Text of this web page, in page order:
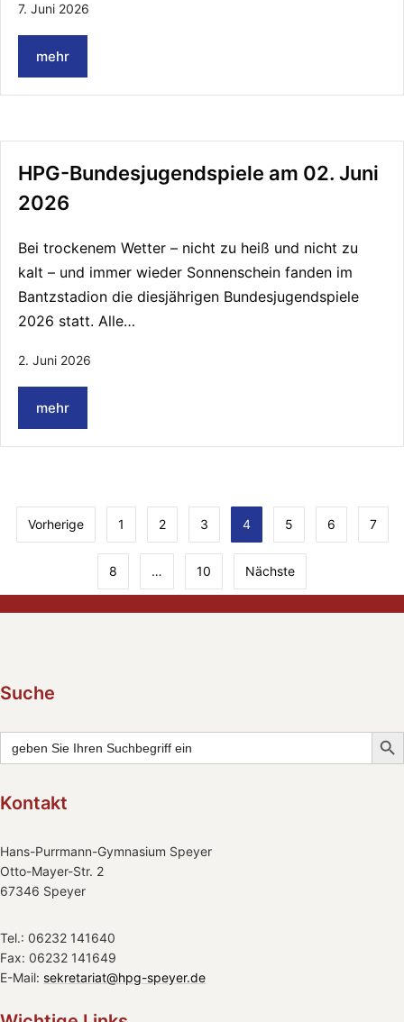
7. Juni 2026
mehr
HPG-Bundesjugendspiele am 02. Juni
2026
Bei trockenem Wetter – nicht zu heiß und nicht zu
kalt – und immer wieder Sonnenschein fanden im
Bantzstadion die diesjährigen Bundesjugendspiele
2026 statt. Alle…
2. Juni 2026
mehr
Vorherige 1 2 3 4 5 6 7
8 … 10 Nächste
Suche
Search
for:
Kontakt
Hans-Purrmann-Gymnasium Speyer
Otto-Mayer-Str. 2
67346 Speyer
Tel.: 06232 141640
Fax: 06232 141649
E-Mail: sekretariat@hpg-speyer.de